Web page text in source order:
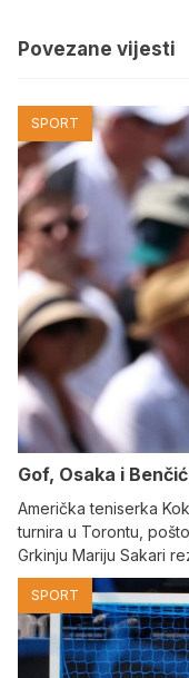
Povezane vijesti
SPORT
Gof, Osaka i
Američka teniserka
turnira u Torontu,
Grkinju Mariju Sakari
SPORT